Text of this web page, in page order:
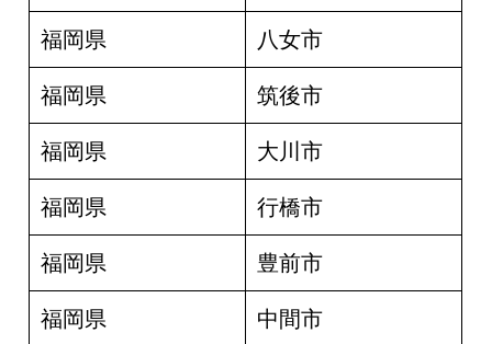
福岡県 八女市
福岡県 筑後市
福岡県 大川市
福岡県 行橋市
福岡県 豊前市
福岡県 中間市